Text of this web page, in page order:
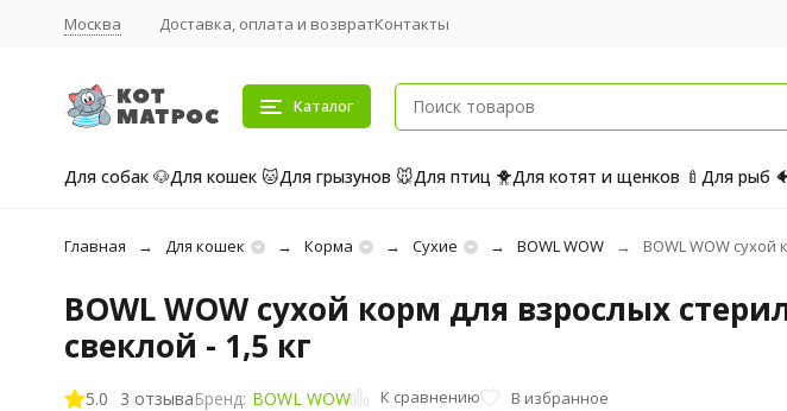
Москва Доставка, оплата и возвратКонтакты
Каталог
Для собак 🐶Для кошек 🐱Для грызунов 🐭Для птиц 🐥Для котят и щенков 🍼 Для рыб
Главная Для кошек Корма Сухие BOWL WOW BOWL WOW
BOWL WOW сухой корм для взрослых
свеклой - 1,5 кг
5.0 3 отзываБренд: BOWL WOW К сравнению В избранное